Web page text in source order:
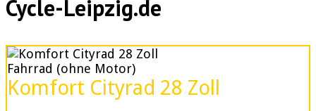
Cycle-Leipzig.de
Fahrrad (ohne Motor)
Komfort Cityrad 28 Zoll